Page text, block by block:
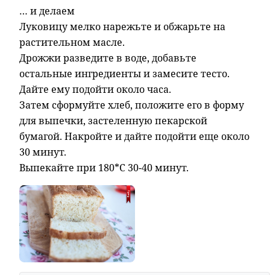
… и делаем
Луковицу мелко нарежьте и обжарьте на
растительном масле.
Дрожжи разведите в воде, добавьте
остальные ингредиенты и замесите тесто.
Дайте ему подойти около часа.
Затем сформуйте хлеб, положите его в форму
для выпечки, застеленную пекарской
бумагой. Накройте и дайте подойти еще около
30 минут.
Выпекайте при 180*С 30-40 минут.